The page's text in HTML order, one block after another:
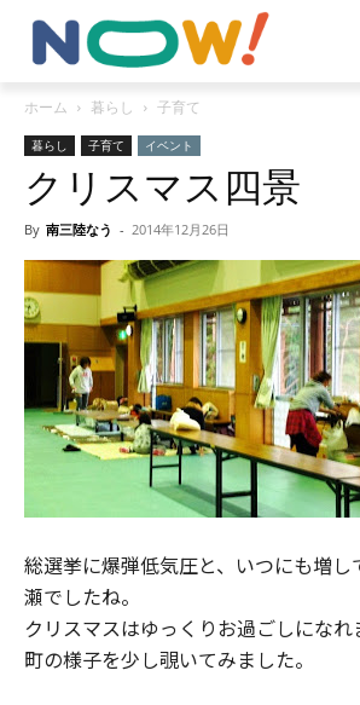
ホーム 暮らし 子育て
暮らし 子育て イベント
クリスマス四景
By 南三陸なう - 2014年12月26日
総選挙に爆弾低気圧と、いつにも増し
瀬でしたね。
クリスマスはゆっくりお過ごしになれ
町の様子を少し覗いてみました。